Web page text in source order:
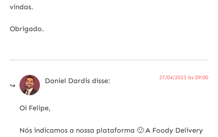
vindas.
Obrigado.
Daniel Dardis disse: 27/04/2023 às 09:00
Oi Felipe,
Nós indicamos a nossa plataforma 🙂 A Foody Delivery